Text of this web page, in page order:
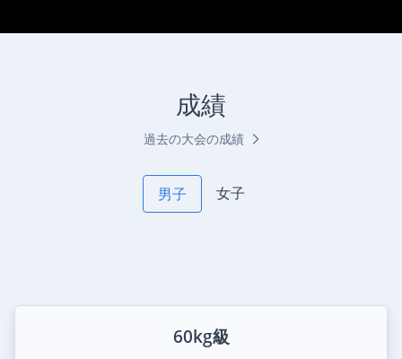
成績
過去の大会の成績
男子 女子
60kg級